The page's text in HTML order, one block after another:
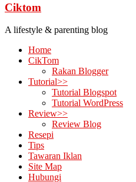
Ciktom
A lifestyle & parenting blog
Home
CikTom
Rakan Blogger
Tutorial>>
Tutorial Blogspot
Tutorial WordPress
Review>>
Review Blog
Resepi
Tips
Tawaran Iklan
Site Map
Hubungi